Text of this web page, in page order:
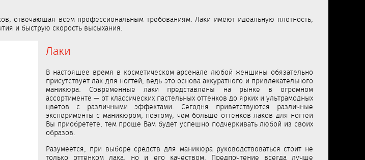
отвечающая всем профессиональным требованиям. Лаки имеют идеальную плотность,
и быструю скорость высыхания.
Лаки
В настоящее время в косметическом арсенале любой женщины обязательно
присутствует лак для ногтей, ведь это основа аккуратного и привлекательного
маникюра. Современные лаки представлены на рынке в огромном
ассортименте — от классических пастельных оттенков до ярких и ультрамодных
цветов с различными эффектами. Сегодня приветствуются различные
эксперименты с маникюром, поэтому, чем больше оттенков лаков для ногтей
Вы приобретете, тем проще Вам будет успешно подчеркивать любой из своих
образов.
Разумеется, при выборе средств для маникюра руководствоваться стоит не
только оттенком лака, но и его качеством. Предпочтение всегда лучше